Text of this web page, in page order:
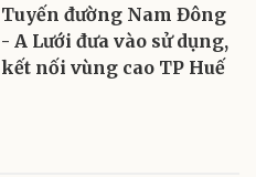
Tuyến đường Nam Đông
- A Lưới đưa vào sử dụng,
kết nối vùng cao TP Huế